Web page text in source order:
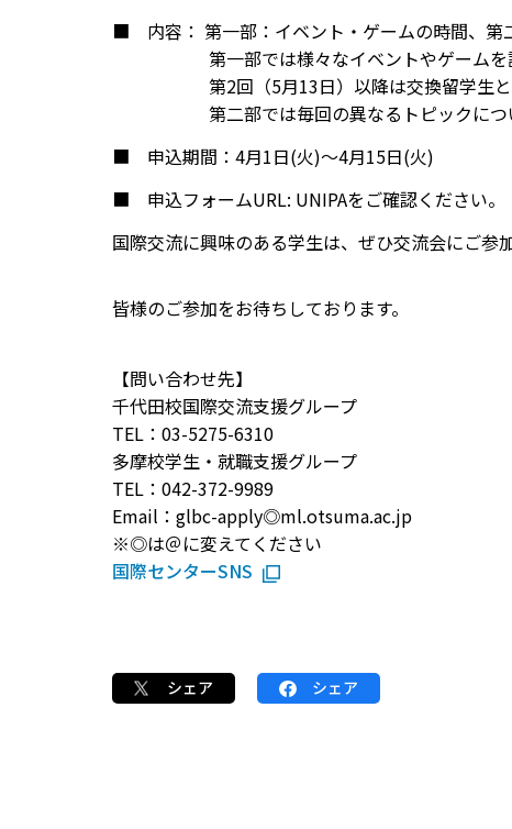
■ 内容： 第一部：イベント・ゲームの時間、第
第一部では様々なイベントやゲームを計
第2回（5月13日）以降は交換留学生と大
第二部では毎回の異なるトピックについ
■ 申込期間：4月1日(火)～4月15日(火)
■ 申込フォームURL: UNIPAをご確認ください。
国際交流に興味のある学生は、ぜひ交流会にご参
皆様のご参加をお待ちしております。
【問い合わせ先】
千代田校国際交流支援グループ
TEL：03-5275-6310
多摩校学生・就職支援グループ
TEL：042-372-9989
Email：glbc-apply◎ml.otsuma.ac.jp
※◎は＠に変えてください
国際センターSNS
シェア シェア